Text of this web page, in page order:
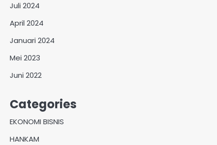
Juli 2024
April 2024
Januari 2024
Mei 2023
Juni 2022
Categories
EKONOMI BISNIS
HANKAM